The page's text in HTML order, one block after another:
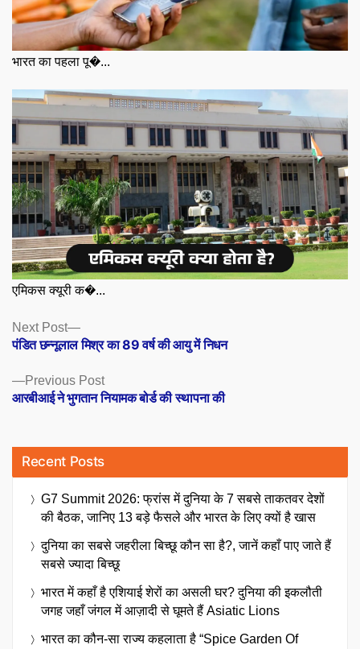
भारत का पहला पू�...
एमिकस क्यूरी क�...
Posts
navigation
Previous PostPrevious
post:
आरबीआई ने भुगतान नियामक बोर्ड की स्थापना की
Next Post
Next
post:
पंडित छन्नूलाल मिश्र का 89 वर्ष की आयु में निधन
Recent Posts
G7 Summit 2026: फ्रांस में दुनिया के 7 सबसे ताकतवर देशों
की बैठक, जानिए 13 बड़े फैसले और भारत के लिए क्यों है खास
दुनिया का सबसे जहरीला बिच्छू कौन सा है?, जानें कहाँ पाए जाते हैं
सबसे ज्यादा बिच्छू
भारत में कहाँ है एशियाई शेरों का असली घर? दुनिया की इकलौती
जगह जहाँ जंगल में आज़ादी से घूमते हैं Asiatic Lions
भारत का कौन-सा राज्य कहलाता है “Spice Garden Of